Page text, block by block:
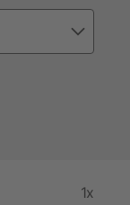
1x